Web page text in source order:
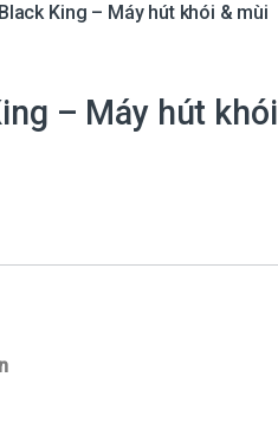
King – Máy hút khói & mùi
– Máy hút khói